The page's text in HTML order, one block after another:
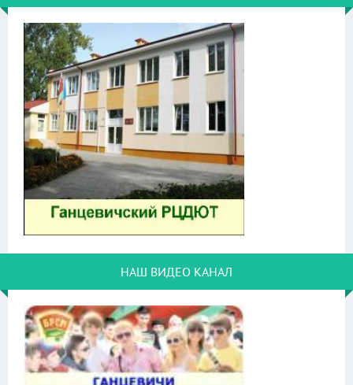
НАШ ВИДЕО КАНАЛ